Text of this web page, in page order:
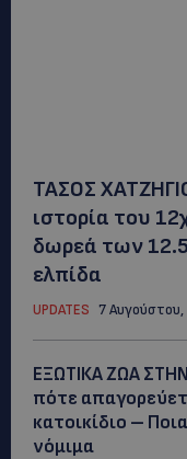
ΤΑΣΟΣ
ιστορία του
δωρεά των
ελπίδα
UPDATES 7
ΕΞΩΤΙΚΑ ΖΩΑ
πότε
κατοικίδιο –
νόμιμα